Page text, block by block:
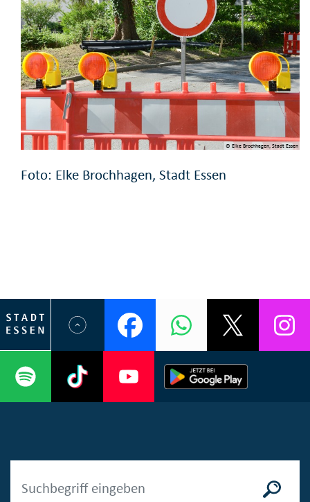
© Elke Brochhagen, Stadt Essen
Foto: Elke Brochhagen, Stadt Essen